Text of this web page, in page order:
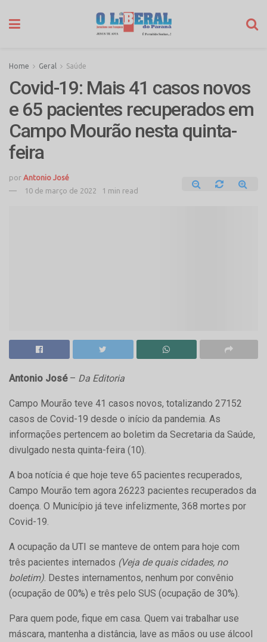
Home Geral Saúde
Covid-19: Mais 41 casos novos
e 65 pacientes recuperados em
Campo Mourão nesta quinta-
feira
por Antonio José
10 de março de 2022
1 min read
Antonio José– Da Editoria
Campo Mourão teve 41 casos novos, totalizando 27152
casos de Covid-19 desde o início da pandemia. As
informações pertencem ao boletim da Secretaria da Saúde,
divulgado nesta quinta-feira (10).
A boa notícia é que hoje teve 65 pacientes recuperados,
Campo Mourão tem agora 26223 pacientes recuperados da
doença. O Município já teve infelizmente, 368 mortes por
Covid-19.
A ocupação da UTI se manteve de ontem para hoje com
três pacientes internados (Veja de quais cidades, no
boletim) . Destes internamentos, nenhum por convênio
(ocupação de 00%) e três pelo SUS (ocupação de 30%).
Para quem pode, fique em casa. Quem vai trabalhar use
máscara, mantenha a distância, lave as mãos ou use álcool